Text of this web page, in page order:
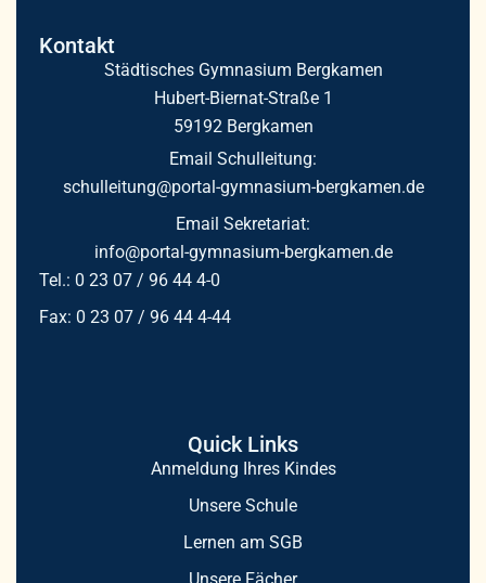
Quick Links
Anmeldung Ihres Kindes
Unsere Schule
Lernen am SGB
Kontakt
Städtisches Gymnasium Bergkamen
Hubert-Biernat-Straße 1
59192 Bergkamen
Email Schulleitung:
schulleitung@portal-gymnasium-bergkamen.de
Email Sekretariat:
info@portal-gymnasium-bergkamen.de
Tel.: 0 23 07 / 96 44 4-0
Fax: 0 23 07 / 96 44 4-44